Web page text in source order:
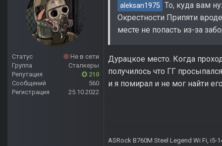
Статус
Не в сети
Группа
Сталкеры
Репутация
210
Сообщений
560
Регистрация
25.10.2022
aleksan1975 То, куда вам
Окрестности Припяти
месте не попасть из-за
Дурацкое место. Когда
получилось что ГГ
и я помирал и не мог найти
ASRock B760M Steel Legend Wi Fi, i5-